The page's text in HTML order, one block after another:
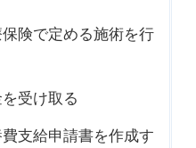
険で定める施術を行
受け取る
支給申請書を作成す